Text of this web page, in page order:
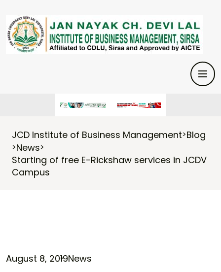
JCD Institute of Business Management>Blog
>News>
Starting of free E-Rickshaw services in JCDV
Campus
August 8, 2019News